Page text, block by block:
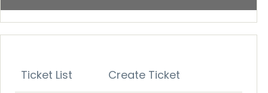
Ticket List Create Ticket